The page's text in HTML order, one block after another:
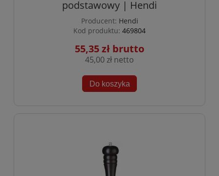
podstawowy | Hendi
Producent: Hendi
Kod produktu: 469804
55,35 zł
45,00 zł
Do koszyka